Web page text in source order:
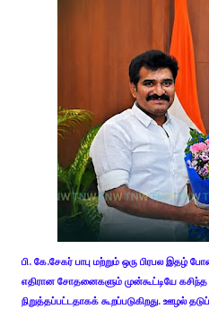
பி. கே.சேகர் பாபு மற்றும் ஒரு பிரபல
எதிரான சோதனைகளும் முன்கூட்டியே
நிறுத்தப்பட்டதாகக் கூறப்படுகிறது. ஊழல்